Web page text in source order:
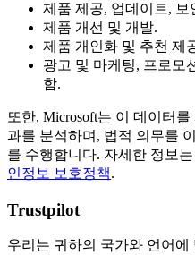
제품 제공, 업데이트,
제품 개선 및 개발.
제품 개인화 및 추천 제
광고 및 마케팅, 프로모
함.
또한, Microsoft는 이 데이터
과를 분석하며, 법적 의무를
를 수행합니다. 자세한 정보
인정보 보호정책.
Trustpilot
우리는 귀하의 국가와 언어에